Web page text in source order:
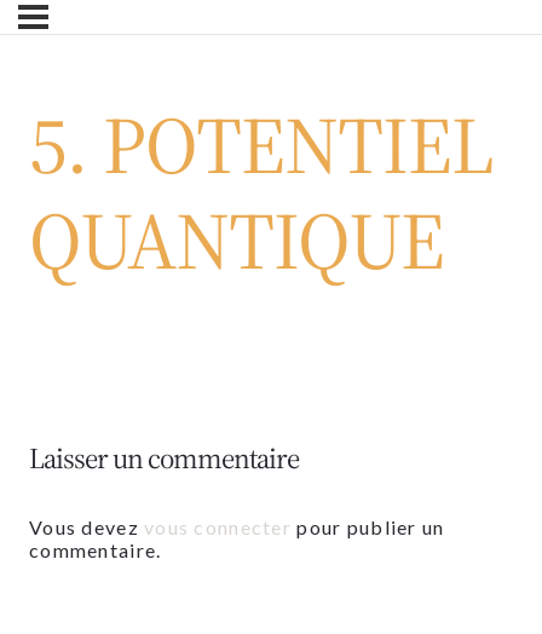
Skip
5. POTENTIEL
QUANTIQUE
Laisser un commentaire
Vous devezvous connecter pour publier un
commentaire.